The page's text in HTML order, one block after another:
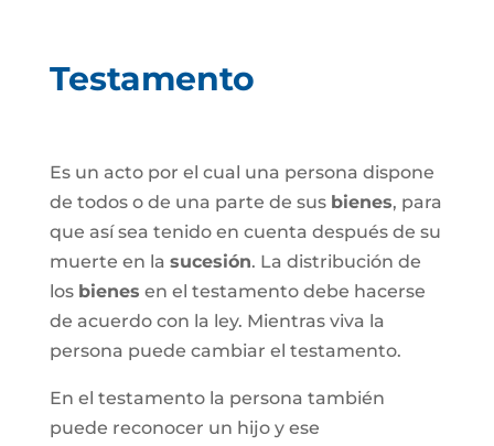
Testamento
Es un acto por el cual una persona dispone
de todos o de una parte de sus bienes, para
que así sea tenido en cuenta después de su
muerte en la sucesión. La distribución de
los bienes en el testamento debe hacerse
de acuerdo con la ley. Mientras viva la
persona puede cambiar el testamento.
En el testamento la persona también
puede reconocer un hijo y ese